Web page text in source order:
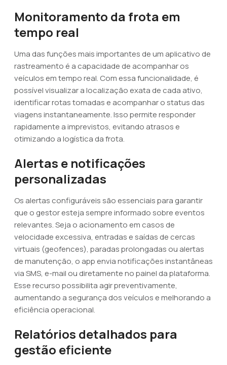
Monitoramento da frota em
tempo real
Uma das funções mais importantes de um aplicativo de
rastreamento é a capacidade de acompanhar os
veículos em tempo real. Com essa funcionalidade, é
possível visualizar a localização exata de cada ativo,
identificar rotas tomadas e acompanhar o status das
viagens instantaneamente. Isso permite responder
rapidamente a imprevistos, evitando atrasos e
otimizando a logística da frota.
Alertas e notificações
personalizadas
Os alertas configuráveis são essenciais para garantir
que o gestor esteja sempre informado sobre eventos
relevantes. Seja o acionamento em casos de
velocidade excessiva, entradas e saídas de cercas
virtuais (geofences), paradas prolongadas ou alertas
de manutenção, o app envia notificações instantâneas
via SMS, e-mail ou diretamente no painel da plataforma.
Esse recurso possibilita agir preventivamente,
aumentando a segurança dos veículos e melhorando a
eficiência operacional.
Relatórios detalhados para
gestão eficiente